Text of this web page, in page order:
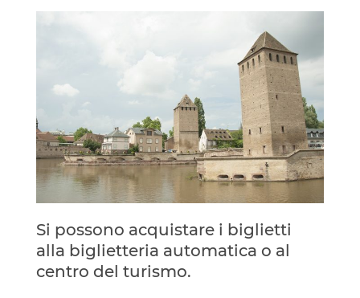
Si possono acquistare i biglietti
alla biglietteria automatica o al
centro del turismo.